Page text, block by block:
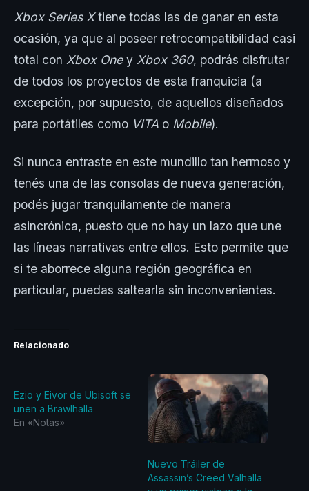
Xbox Series Xtiene todas las de ganar en esta
ocasión, ya que al poseer retrocompatibilidad casi
total con Xbox Oney Xbox 360, podrás disfrutar
de todos los proyectos de esta franquicia (a
excepción, por supuesto, de aquellos diseñados
para portátiles como VITA o Mobile).
Si nunca entraste en este mundillo tan hermoso y
tenés una de las consolas de nueva generación,
podés jugar tranquilamente de manera
asincrónica, puesto que no hay un lazo que une
las líneas narrativas entre ellos. Esto permite que
si te aborrece alguna región geográfica en
particular, puedas saltearla sin inconvenientes.
Relacionado
Ezio y Eivor de Ubisoft se
unen a Brawlhalla
En «Notas»
Nuevo Tráiler de
Assassin’s Creed Valhalla